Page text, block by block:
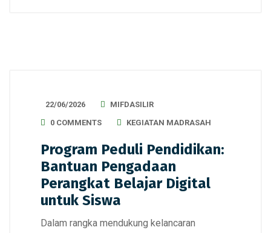
22/06/2026
MIFDASILIR
0 COMMENTS
KEGIATAN MADRASAH
Program Peduli Pendidikan:
Bantuan Pengadaan
Perangkat Belajar Digital
untuk Siswa
Dalam rangka mendukung kelancaran